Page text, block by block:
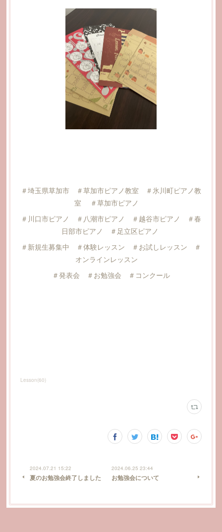
＃埼玉県草加市 ＃草加市ピアノ教室 ＃氷川町ピアノ教
室 ＃草加市ピアノ
＃川口市ピアノ ＃八潮市ピアノ ＃越谷市ピアノ ＃春
日部市ピアノ ＃足立区ピアノ
＃新規生募集中 ＃体験レッスン ＃お試しレッスン ＃
オンラインレッスン
＃発表会 ＃お勉強会 ＃コンクール
Lesson(60)
2024.07.21 15:22
夏のお勉強会終了しました
2024.06.25 23:44
お勉強会について